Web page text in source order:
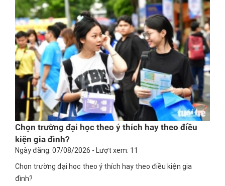
Chọn trường đại học theo ý thích hay theo điều
kiện gia đình?
Ngày đăng: 07/08/2026 - Lượt xem: 11
Chọn trường đại học theo ý thích hay theo điều kiện gia
đình?